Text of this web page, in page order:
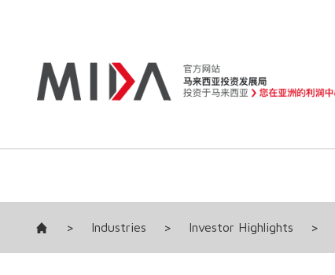
> Industries > Investor Highlights >